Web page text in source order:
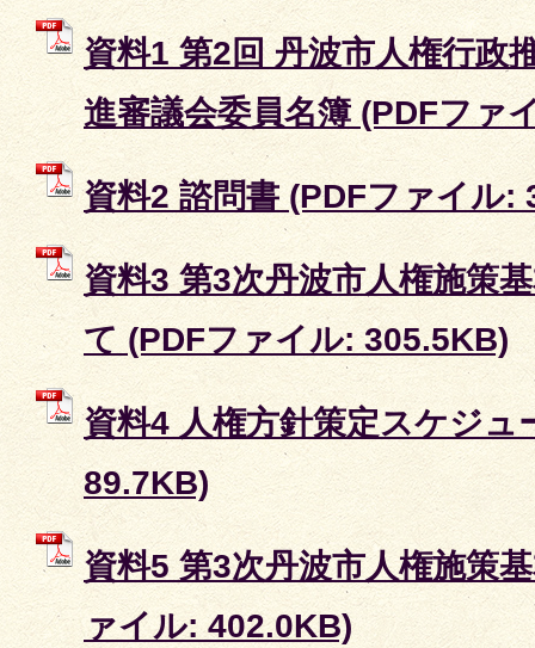
資料1 第2回 丹波市人権行政
進審議会委員名簿 (PDFファ
資料2 諮問書 (PDFファイル:
資料3 第3次丹波市人権施策
て (PDFファイル: 305.5KB)
資料4 人権方針策定スケジ
89.7KB)
資料5 第3次丹波市人権施策
ァイル: 402.0KB)